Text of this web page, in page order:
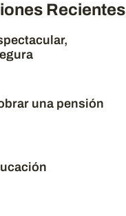
Recientes
una pensión